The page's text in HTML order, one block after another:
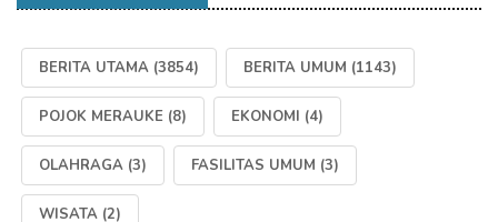
BERITA UTAMA (3854) BERITA UMUM (1143)
POJOK MERAUKE (8) EKONOMI (4)
OLAHRAGA (3) FASILITAS UMUM (3)
WISATA (2)